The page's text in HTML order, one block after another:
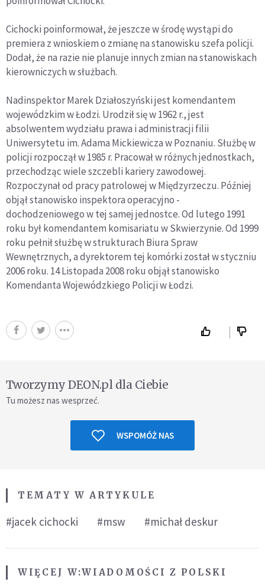
Cichocki poinformował, że jeszcze w środę wystąpi do
premiera z wnioskiem o zmianę na stanowisku szefa policji.
Dodał, że na razie nie planuje innych zmian na stanowiskach
kierowniczych w służbach.
Nadinspektor Marek Działoszyński jest komendantem
wojewódzkim w Łodzi. Urodził się w 1962 r., jest
absolwentem wydziału prawa i administracji filii
Uniwersytetu im. Adama Mickiewicza w Poznaniu. Służbę w
policji rozpoczął w 1985 r. Pracował w różnych jednostkach,
przechodząc wiele szczebli kariery zawodowej.
Rozpoczynał od pracy patrolowej w Międzyrzeczu. Później
objął stanowisko inspektora operacyjno -
dochodzeniowego w tej samej jednostce. Od lutego 1991
roku był komendantem komisariatu w Skwierzynie. Od 1999
roku pełnił służbę w strukturach Biura Spraw
Wewnętrznych, a dyrektorem tej komórki został w styczniu
2006 roku. 14 Listopada 2008 roku objął stanowisko
Komendanta Wojewódzkiego Policji w Łodzi.
Tworzymy DEON.pl dla Ciebie
Tu możesz nas wesprzeć.
WSPOMÓŻ NAS
TEMATY W ARTYKULE
#jacek cichocki #msw #michał deskur
WIĘCEJ W:WIADOMOŚCI Z POLSKI